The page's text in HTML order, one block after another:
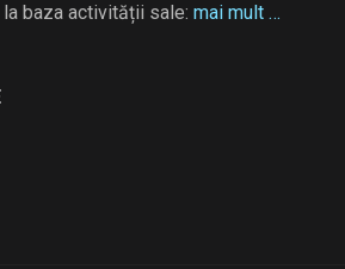
baza activității sale: mai mult …